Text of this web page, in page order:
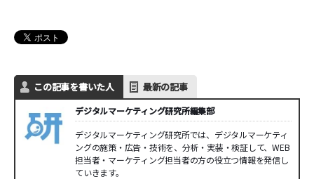
この記事を書いた人 最新の記事
デジタルマーケティング研究所編集部
デジタルマーケティング研究所では、デジタルマーケティ
ングの施策・広告・技術を、分析・実装・検証して、WEB
担当者・マーケティング担当者の方の役立つ情報を発信し
ていきます。